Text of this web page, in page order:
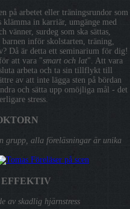
på arbetet eller träningsrundor som
in karriär, umgänge med
vänner, surdeg som ska sättas,
inför skolstarten, träning,
Då är detta ett seminarium för dig!
att vara "smart och lat". Att vara
arbeta och ta sin tillflykt till
av att inte lägga sten på bördan
och sätta upp omöjliga mål - det
stress.
grupp, alla föreläsningar är unika
EFFEKTIV
av skadlig hjärnstress